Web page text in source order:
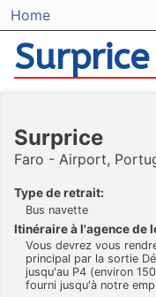
Home
Surprice
Surprice
Faro - Airport,
Type de retrait:
Bus navette
Itinéraire à l'agence de
Vous devrez vous
principal par la sortie
jusqu'au P4 (environ
fourni jusqu'à notre